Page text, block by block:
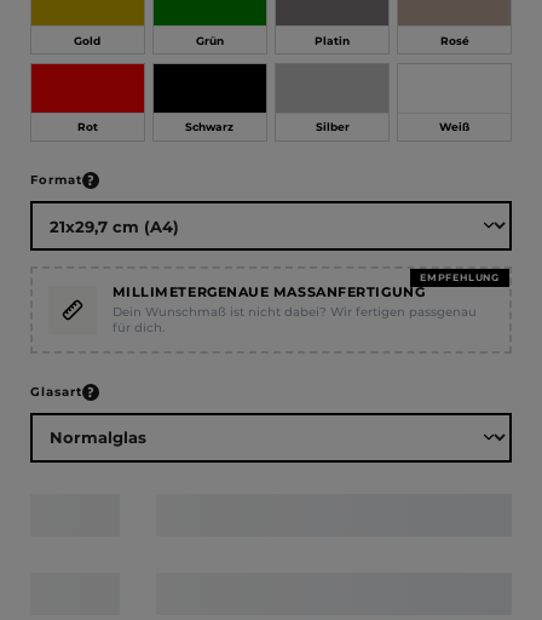
Gold Grün Platin Rosé
Rot Schwarz Silber Weiß
Formatauswählen
EMPFEHLUNG
MILLIMETERGENAUE MASSANFERTIGUNG
Dein Wunschmaß ist nicht dabei? Wir fertigen passgenau
für dich.
Glasartauswählen